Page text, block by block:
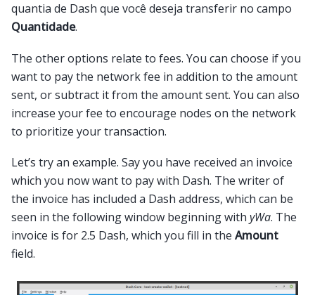
quantia de Dash que você deseja transferir no campo
Quantidade.
The other options relate to fees. You can choose if you
want to pay the network fee in addition to the amount
sent, or subtract it from the amount sent. You can also
increase your fee to encourage nodes on the network
to prioritize your transaction.
Let’s try an example. Say you have received an invoice
which you now want to pay with Dash. The writer of
the invoice has included a Dash address, which can be
seen in the following window beginning with yWa. The
invoice is for 2.5 Dash, which you fill in the Amount
field.